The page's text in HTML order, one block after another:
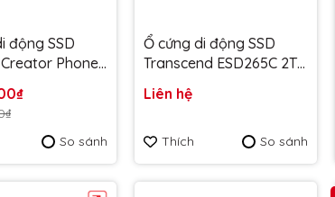
động SSD
Phone
2T00-G25
- Bảo hành 5
So sánh
Ổ cứng di động SSD
Transcend ESD265C 2TB
TS2TESD265C - Bảo
Liên hệ
Thích So sánh